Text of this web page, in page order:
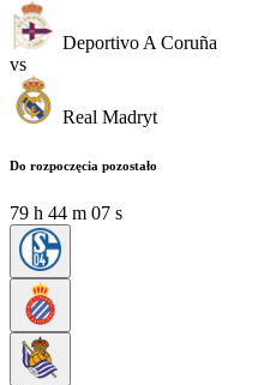
Deportivo A Coruña
vs
Real Madryt
Do rozpoczęcia pozostało
79 h 44 m 06 s